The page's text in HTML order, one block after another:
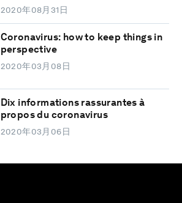
2020年08月31日
Coronavirus: how to keep things in
perspective
2020年03月08日
Dix informations rassurantes à
propos du coronavirus
2020年03月06日